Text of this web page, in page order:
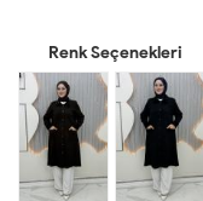
Renk Seçenekleri